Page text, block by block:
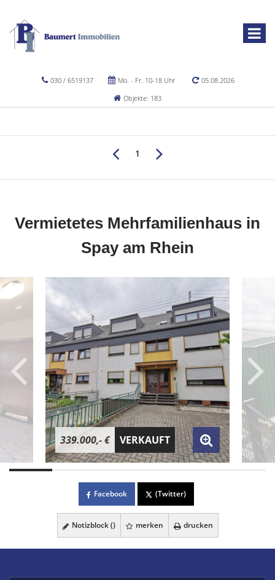
030 / 6519137 Mo. - Fr. 10-18 Uhr
05.08.2026
Objekte: 183
1
Vermietetes Mehrfamilienhaus in
Spay am Rhein
339.000,- € VERKAUFT
Facebook (Twitter)
Notizblock () merken drucken